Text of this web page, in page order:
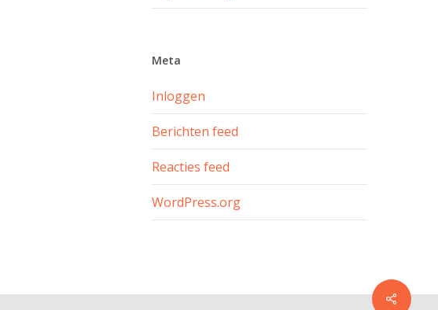
Meta
Inloggen
Berichten feed
Reacties feed
WordPress.org